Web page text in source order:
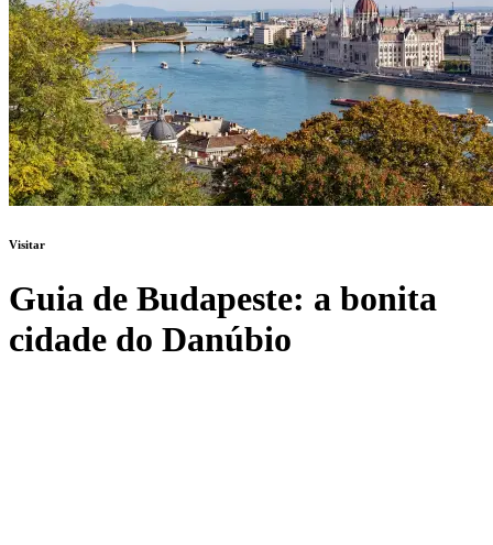
Visitar
Guia de Budapeste: a bonita
cidade do Danúbio